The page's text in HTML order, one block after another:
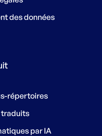
des données
répertoires
traduits
par IA